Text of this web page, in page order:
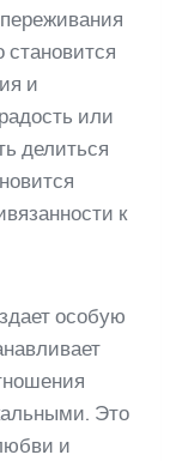
становится
и
или
делиться
к
особую
Это
и